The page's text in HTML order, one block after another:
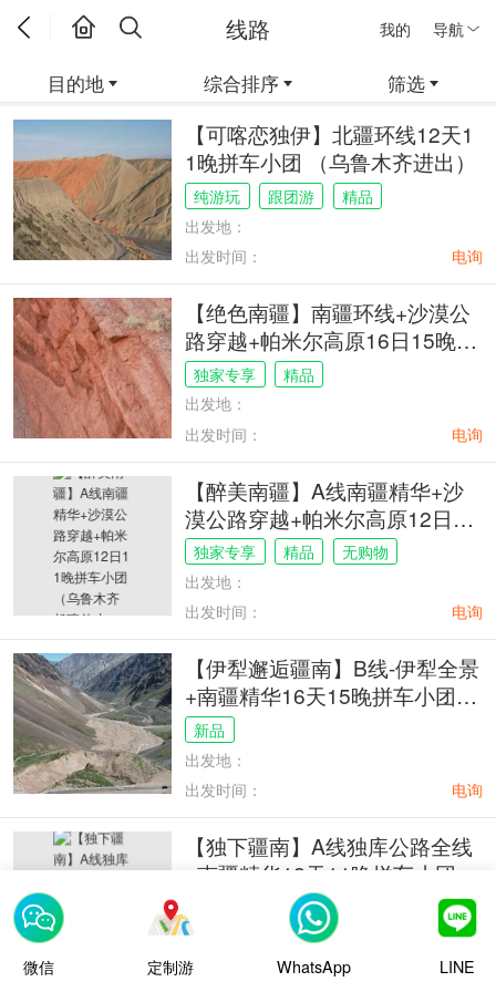
我的 导航
线路
【可喀恋独伊】北疆环线12天1
1晚拼车小团 （乌鲁木齐进出）
纯游玩 跟团游
精品
出发地：
出发时间：
电询
【绝色南疆】南疆环线+沙漠公
路穿越+帕米尔高原16日15晚拼
车小团（乌鲁木齐进出）
独家专享
精品
出发地：
出发时间：
电询
【醉美南疆】A线南疆精华+沙
漠公路穿越+帕米尔高原12日11
晚拼车小团（乌鲁木齐起喀什
止）
独家专享 精品
无购物
出发地：
出发时间：
电询
【伊犁邂逅疆南】B线-伊犁全景
+南疆精华16天15晚拼车小团
（喀什起乌鲁木齐止）
新品
出发地：
出发时间：
电询
【独下疆南】A线独库公路全线
+南疆精华12天11晚拼车小团
（乌鲁木齐起喀什止）
跟团游
出发地：
出发时间：
电询
微信 定制游 WhatsApp LINE
目的地 综合排序 筛选